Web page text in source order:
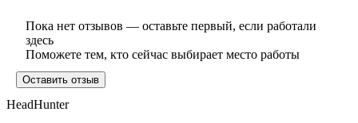
Пока нет отзывов — оставьте первый, если работали
здесь
Поможете тем, кто сейчас выбирает место работы
Оставить отзыв
HeadHunter